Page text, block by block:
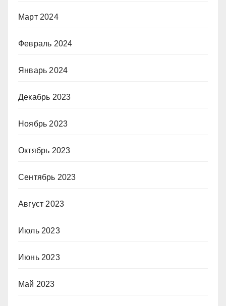
Март 2024
Февраль 2024
Январь 2024
Декабрь 2023
Ноябрь 2023
Октябрь 2023
Сентябрь 2023
Август 2023
Июль 2023
Июнь 2023
Май 2023